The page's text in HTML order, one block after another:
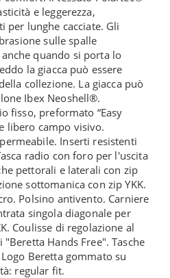
e leggerezza,
per lunghe cacciate. Gli
sulle spalle
quando si porta lo
la giacca può essere
collezione. La giacca può
Ibex Neoshell®.
fisso, preformato “Easy
libero campo visivo.
Inserti resistenti
radio con foro per l'uscita
pettorali e laterali con zip
sottomanica con zip YKK.
Polsino antivento. Carniere
singola diagonale per
Coulisse di regolazione al
Hands Free". Tasche
Beretta gommato su
regular fit.